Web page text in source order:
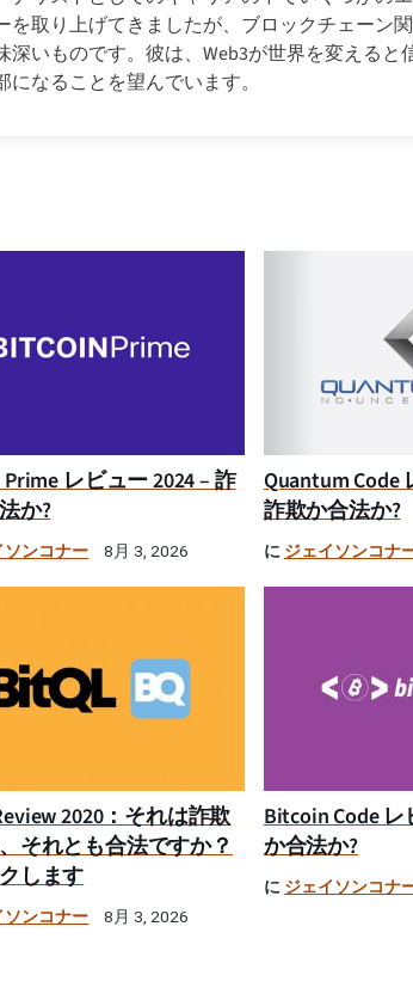
を取り上げてきましたが、ブロックチェーン
深いものです。彼は、Web3が世界を変えると
になることを望んでいます。
レビュー 2024 – 詐
か?
ソンコナー 8月 3, 2026
Quantum Code
詐欺か合法か?
に ジェイソンコナ
2020：それは詐欺
それとも合法ですか？
します
ソンコナー 8月 3, 2026
Bitcoin Code レ
か合法か?
に ジェイソンコナ